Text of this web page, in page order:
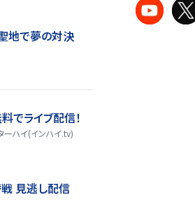
地で夢の対決
でライブ配信！
ーハイ(インハイ.tv)
見逃し配信